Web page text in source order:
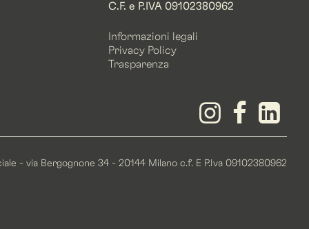
C.F. e P.IVA 09102380962
Informazioni legali
Privacy Policy
Trasparenza
- via Bergognone 34 - 20144 Milano c.f. E P.Iva 09102380962